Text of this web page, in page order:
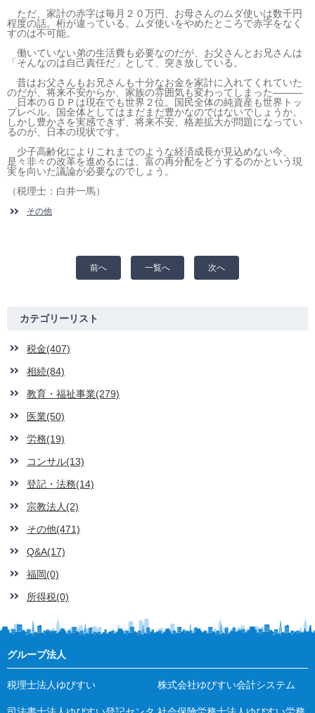
ただ、家計の赤字は毎月２０万円、お母さんのムダ使いは数千円
程度の話。桁が違っている。ムダ使いをやめたところで赤字をなく
すのは不可能。
働いていない弟の生活費も必要なのだが、お父さんとお兄さんは
「そんなのは自己責任だ」として、突き放している。
昔はお父さんもお兄さんも十分なお金を家計に入れてくれていた
のだが、将来不安からか、家族の雰囲気も変わってしまった―――
日本のＧＤＰは現在でも世界２位。国民全体の純資産も世界トッ
プレベル。国全体としてはまだまだ豊かなのではないでしょうか。
しかし豊かさを実感できず、将来不安、格差拡大が問題になってい
るのが、日本の現状です。
少子高齢化によりこれまでのような経済成長が見込めない今、
是々非々の改革を進めるには、富の再分配をどうするのかという現
実を向いた議論が必要なのでしょう。
（税理士：白井一馬）
その他
前へ 一覧へ 次へ
カテゴリーリスト
税金(407)
相続(84)
教育・福祉事業(279)
医業(50)
労務(19)
コンサル(13)
登記・法務(14)
宗教法人(2)
その他(471)
Q&A(17)
福岡(0)
所得税(0)
グループ法人
税理士法人ゆびすい 株式会社ゆびすい会計システム